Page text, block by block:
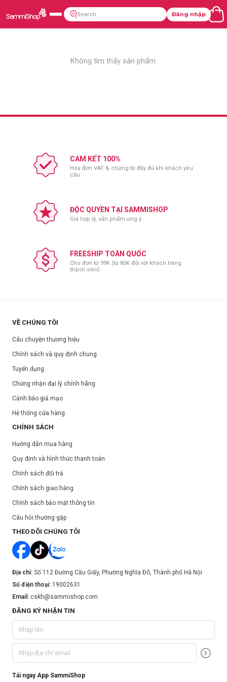
Đăng nhập
Không tìm thấy sản phẩm.
CAM KẾT 100%
Hóa đơn VAT & chứng từ đầy đủ khi khách yêu
cầu
ĐỘC QUYỀN TẠI SAMMISHOP
Giá hợp lý, sản phẩm ưng ý
FREESHIP TOÀN QUỐC
Cho đơn từ 99K (từ 80K đối với khách hàng
thành viên)
VỀ CHÚNG TÔI
Câu chuyện thương hiệu
Chính sách và quy định chung
Tuyển dụng
Chứng nhận đại lý chính hãng
Cảnh báo giả mạo
Hệ thống cửa hàng
CHÍNH SÁCH
Hướng dẫn mua hàng
Quy định và hình thức thanh toán
Chính sách đổi trả
Chính sách giao hàng
Chính sách bảo mật thông tin
Câu hỏi thường gặp
THEO DÕI CHÚNG TÔI
Địa chỉ: Số 112 Đường Cầu Giấy, Phường Nghĩa Đô, Thành phố Hà Nội
Số điện thoại: 19002631
Email: cskh@sammishop.com
ĐĂNG KÝ NHẬN TIN
Tải ngay App SammiShop